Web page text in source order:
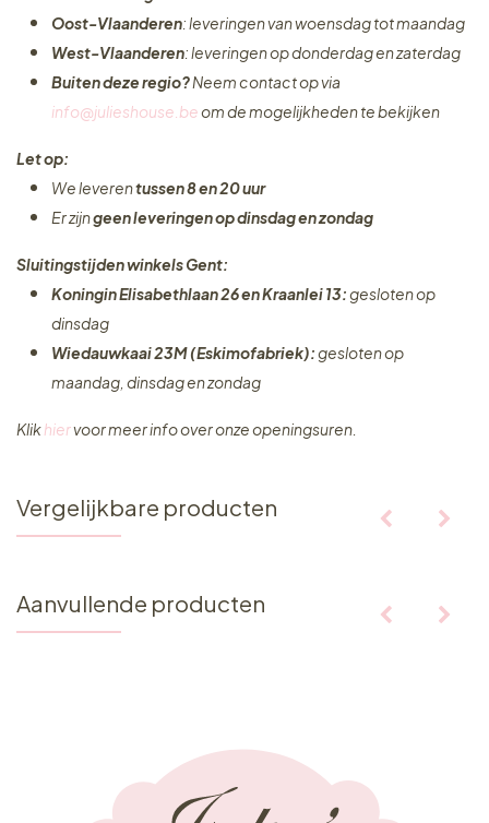
Oost-Vlaanderen: leveringen van woensdag tot maandag
West-Vlaanderen: leveringen op donderdag en zaterdag
Buiten deze regio?Neem contact op via
info@julieshouse.beom de mogelijkheden te bekijken
Let op:
We leverentussen 8 en 20 uur
Er zijngeen leveringenop dinsdag en zondag
Sluitingstijden winkels Gent:
Koningin Elisabethlaan 26 en Kraanlei 13:gesloten op
dinsdag
Wiedauwkaai 23M (Eskimofabriek):gesloten op
maandag, dinsdag en zondag
Klikhiervoor meer info over onze openingsuren.
Vergelijkbare producten
Aanvullende producten